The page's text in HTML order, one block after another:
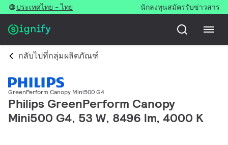
ประเทศไทย - ไทย นักลงทุนสมัครรับข่าวสาร
กลับไปที่กลุ่มผลิตภัณฑ์
GreenPerform Canopy Mini500 G4
Philips GreenPerform Canopy
Mini500 G4, 53 W, 8496 lm, 4000 K